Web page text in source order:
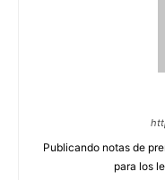
Publicando notas de
para los